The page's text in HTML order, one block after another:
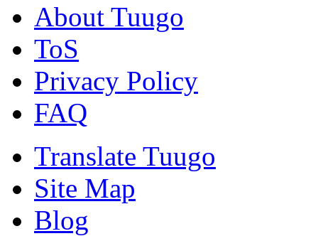
About Tuugo
ToS
Privacy Policy
FAQ
Translate Tuugo
Site Map
Blog